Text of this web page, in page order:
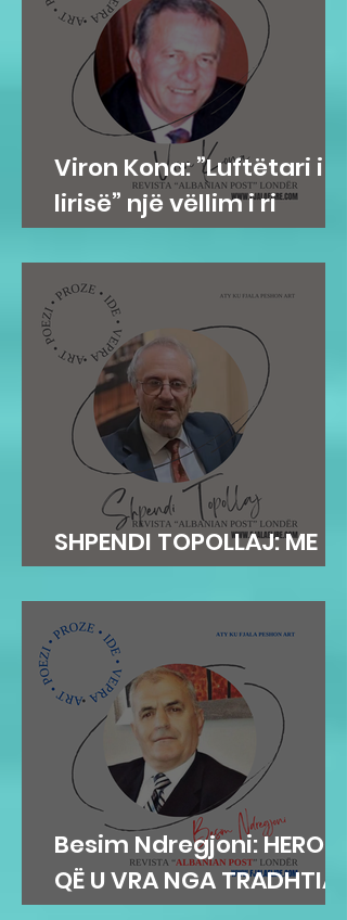
Viron Kona: ”Luftëtari i
lirisë” një vëllim i ri
poetik nga Emine S. HOTI
SHPENDI TOPOLLAJ: ME
LIBRIN E NAIM ZOTOS
Besim Ndregjoni: HEROI
QË U VRA NGA TRADHTIA E